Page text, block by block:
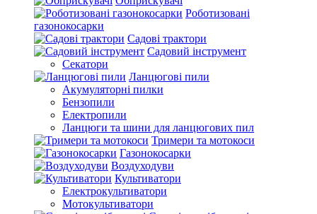
Роботизовані
газонокосарки
Садові трактори
Садовий інструмент
Секатори
Ланцюгові пили
Акумуляторні пилки
Бензопили
Електропили
Ланцюги та шини для ланцюгових пил
Тримери та мотокоси
Газонокосарки
Воздуходуви
Культиватори
Електрокультиватори
Мотокультиватори